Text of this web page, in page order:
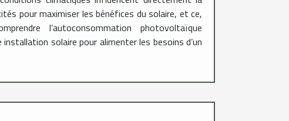
pour maximiser les bénéfices du solaire, et ce,
l’autoconsommation photovoltaïque
solaire pour alimenter les besoins d’un